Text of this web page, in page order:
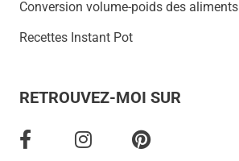
Conversion volume-poids des aliments
Recettes Instant Pot
RETROUVEZ-MOI SUR